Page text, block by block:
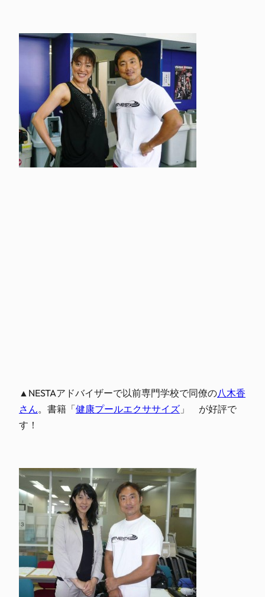
▲NESTAアドバイザーで以前専門学校で同僚の八木香
さん。書籍「健康プールエクササイズ 」 が好評で
す！